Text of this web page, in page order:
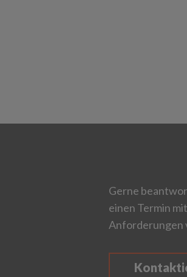
Gerne
einen Termin
Anforderungen